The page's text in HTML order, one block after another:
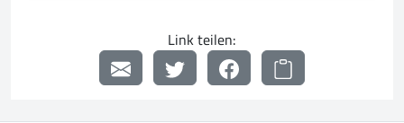
Link teilen: